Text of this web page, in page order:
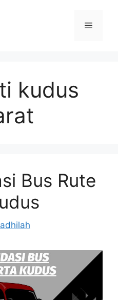
Menu
kudus
Bus Rute